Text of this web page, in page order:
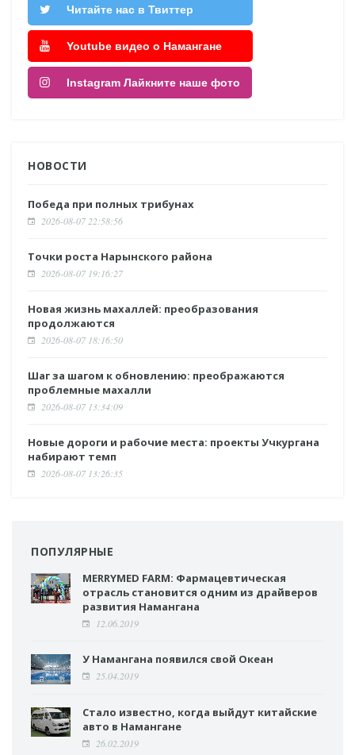
Читайте нас в Твиттер
Youtube видео о Намангане
Instagram Лайкните наше фото
НОВОСТИ
Победа при полных трибунах
2026-08-07 22:58:56
Точки роста Нарынского района
2026-08-07 19:16:27
Новая жизнь махаллей: преобразования
продолжаются
2026-08-07 18:16:50
Шаг за шагом к обновлению: преображаются
проблемные махалли
2026-08-07 13:34:09
Новые дороги и рабочие места: проекты Учкургана
набирают темп
2026-08-07 13:26:35
ПОПУЛЯРНЫЕ
MERRYMED FARM: Фармацевтическая
отрасль становится одним из драйверов
развития Намангана
12.06.2019
У Намангана появился свой Океан
25.04.2019
Стало известно, когда выйдут китайские
авто в Намангане
26.02.2019